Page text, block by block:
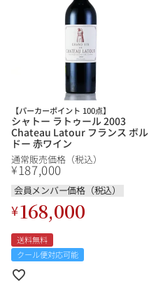
【パーカーポイント 100点】
シャトー ラトゥール 2003
Chateau Latour フランス ボル
ドー 赤ワイン
通常販売価格（税込）
¥187,000
会員メンバー価格（税込）
¥168,000
送料無料
クール便対応可能